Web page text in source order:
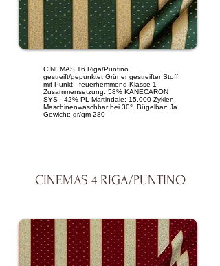
CINEMAS 16 Riga/Puntino
gestreift/gepunktet Grüner gestreifter Stoff
mit Punkt - feuerhemmend Klasse 1
Zusammensetzung: 58% KANECARON
SYS - 42% PL Martindale: 15.000 Zyklen
Maschinenwaschbar bei 30°. Bügelbar: Ja
Gewicht: gr/qm 280
CINEMAS 4 RIGA/PUNTINO